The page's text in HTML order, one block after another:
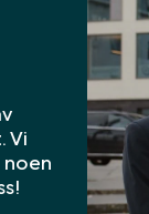
Vi